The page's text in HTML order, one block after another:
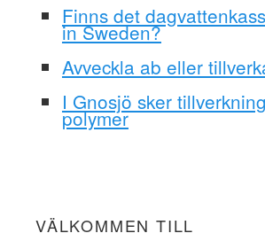
Finns det
in Sweden?
Avveckla ab eller
I Gnosjö sker
polymer
VÄLKOMMEN TILL